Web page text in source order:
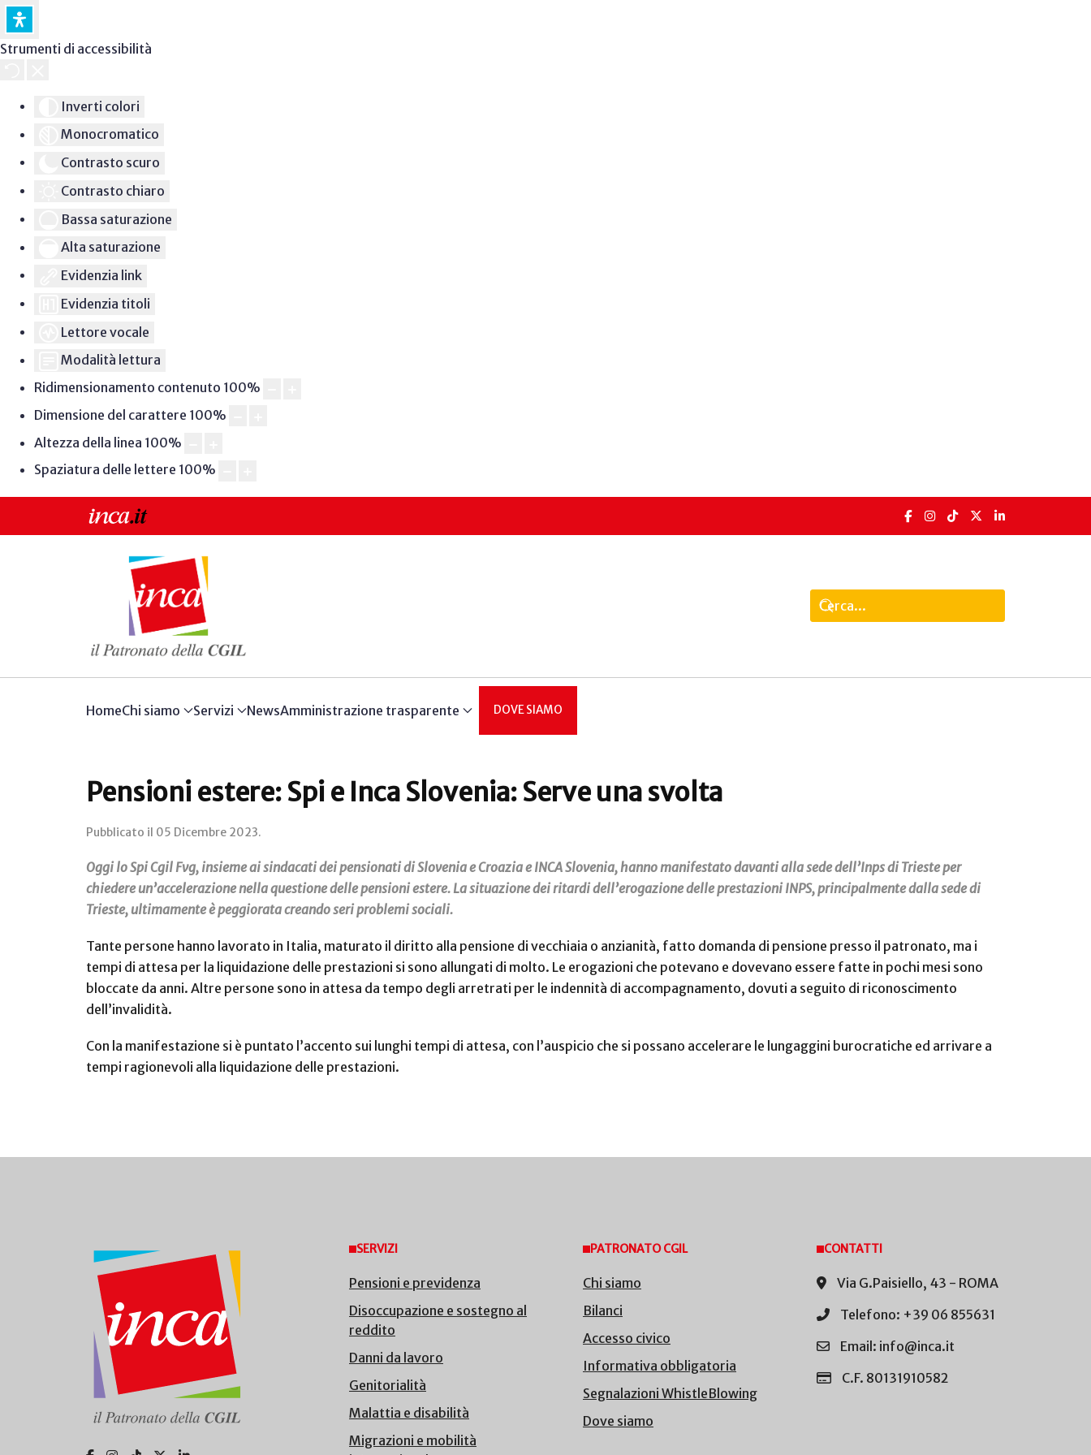
Strumenti di accessibilità
Inverti colori
Monocromatico
Contrasto scuro
Contrasto chiaro
Bassa saturazione
Alta saturazione
Evidenzia link
Evidenzia titoli
Lettore vocale
Modalità lettura
Ridimensionamento contenuto 100%
Dimensione del carattere 100%
Altezza della linea 100%
Spaziatura delle lettere 100%
HomeChi siamo Servizi NewsAmministrazione trasparente DOVE SIAMO
Pensioni estere: Spi e Inca Slovenia: Serve una svolta
Pubblicato il 05 Dicembre 2023.
Oggi lo Spi Cgil Fvg, insieme ai sindacati dei pensionati di Slovenia e Croazia e INCA Slovenia, hanno manifestato davanti alla sede dell’Inps di Trieste per
chiedere un’accelerazione nella questione delle pensioni estere. La situazione dei ritardi dell’erogazione delle prestazioni INPS, principalmente dalla sede di
Trieste, ultimamente è peggiorata creando seri problemi sociali.
Tante persone hanno lavorato in Italia, maturato il diritto alla pensione di vecchiaia o anzianità, fatto domanda di pensione presso il patronato, ma i
tempi di attesa per la liquidazione delle prestazioni si sono allungati di molto. Le erogazioni che potevano e dovevano essere fatte in pochi mesi sono
bloccate da anni. Altre persone sono in attesa da tempo degli arretrati per le indennità di accompagnamento, dovuti a seguito di riconoscimento
dell’invalidità.
Con la manifestazione si è puntato l’accento sui lunghi tempi di attesa, con l’auspicio che si possano accelerare le lungaggini burocratiche ed arrivare a
tempi ragionevoli alla liquidazione delle prestazioni.
SERVIZI
Pensioni e previdenza
Disoccupazione e sostegno al
reddito
Danni da lavoro
Genitorialità
Malattia e disabilità
Migrazioni e mobilità
PATRONATO CGIL
Chi siamo
Bilanci
Accesso civico
Informativa obbligatoria
Segnalazioni WhistleBlowing
Dove siamo
CONTATTI
Via G.Paisiello, 43 - ROMA
Telefono: +39 06 855631
Email: info@inca.it
C.F. 80131910582